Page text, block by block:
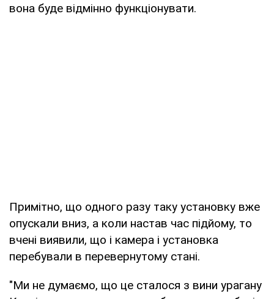
вона буде відмінно функціонувати.
Примітно, що одного разу таку установку вже
опускали вниз, а коли настав час підйому, то
вчені виявили, що і камера і установка
перебували в перевернутому стані.
"Ми не думаємо, що це сталося з вини урагану